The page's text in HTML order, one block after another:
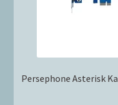
Persephone Asterisk